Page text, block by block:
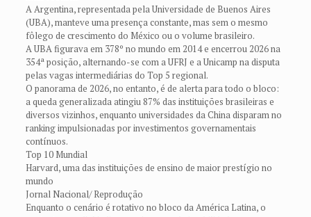
A Argentina, representada pela Universidade de Buenos Aires
(UBA), manteve uma presença constante, mas sem o mesmo
fôlego de crescimento do México ou o volume brasileiro.
A UBA figurava em 378º no mundo em 2014 e encerrou 2026 na
354ª posição, alternando-se com a UFRJ e a Unicamp na disputa
pelas vagas intermediárias do Top 5 regional.
O panorama de 2026, no entanto, é de alerta para todo o bloco:
a queda generalizada atingiu 87% das instituições brasileiras e
diversos vizinhos, enquanto universidades da China disparam no
ranking impulsionadas por investimentos governamentais
contínuos.
Top 10 Mundial
Harvard, uma das instituições de ensino de maior prestígio no
mundo
Jornal Nacional/ Reprodução
Enquanto o cenário é rotativo no bloco da América Latina, o